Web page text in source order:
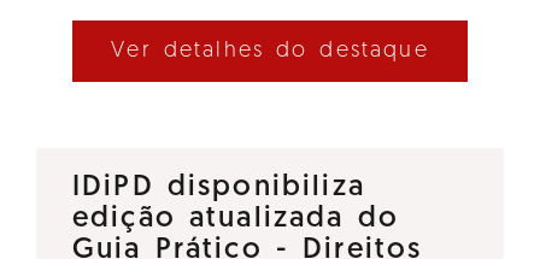
Ver detalhes do destaque
IDiPD disponibiliza
edição atualizada do
Guia Prático - Direitos